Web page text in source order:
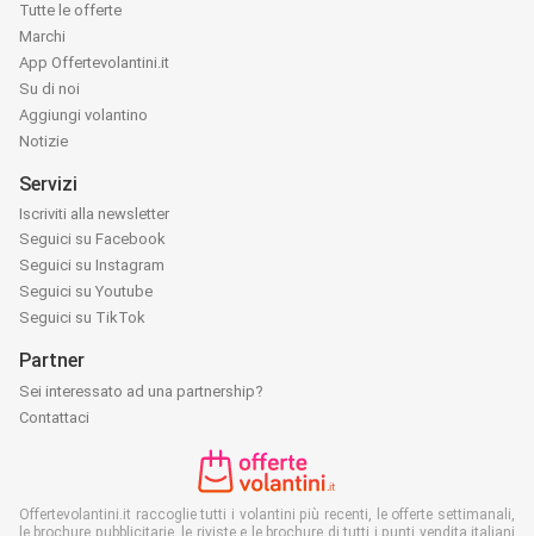
Tutte le offerte
Marchi
App Offertevolantini.it
Su di noi
Aggiungi volantino
Notizie
Servizi
Iscriviti alla newsletter
Seguici su Facebook
Seguici su Instagram
Seguici su Youtube
Seguici su TikTok
Partner
Sei interessato ad una partnership?
Contattaci
Offertevolantini.it raccoglie tutti i volantini più recenti, le offerte settimanali,
le brochure pubblicitarie, le riviste e le brochure di tutti i punti vendita italiani